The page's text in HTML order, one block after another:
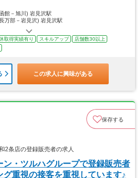
館－旭川) 岩見沢駅
万部－岩見沢) 岩見沢駅
取得実績有り スキルアップ
店舗数30以上
この求人に興味がある
保存する
条店の登録販売者の求人
ン・ツルハグループで登録販売者
重視の接客を重視しています♪